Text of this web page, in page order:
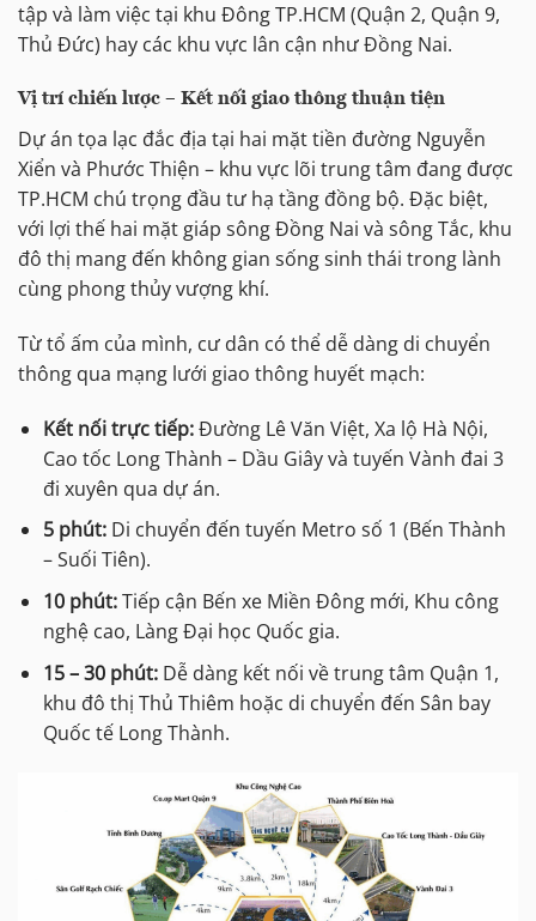
tập và làm việc tại khu Đông TP.HCM (Quận 2, Quận 9,
Thủ Đức) hay các khu vực lân cận như Đồng Nai.
Vị trí chiến lược – Kết nối giao thông thuận tiện
Dự án tọa lạc đắc địa tại hai mặt tiền đường Nguyễn
Xiển và Phước Thiện – khu vực lõi trung tâm đang được
TP.HCM chú trọng đầu tư hạ tầng đồng bộ. Đặc biệt,
với lợi thế hai mặt giáp sông Đồng Nai và sông Tắc, khu
đô thị mang đến không gian sống sinh thái trong lành
cùng phong thủy vượng khí.
Từ tổ ấm của mình, cư dân có thể dễ dàng di chuyển
thông qua mạng lưới giao thông huyết mạch:
Kết nối trực tiếp:Đường Lê Văn Việt, Xa lộ Hà Nội,
Cao tốc Long Thành – Dầu Giây và tuyến Vành đai 3
đi xuyên qua dự án.
5 phút:Di chuyển đến tuyến Metro số 1 (Bến Thành
– Suối Tiên).
10 phút:Tiếp cận Bến xe Miền Đông mới, Khu công
nghệ cao, Làng Đại học Quốc gia.
15 – 30 phút:Dễ dàng kết nối về trung tâm Quận 1,
khu đô thị Thủ Thiêm hoặc di chuyển đến Sân bay
Quốc tế Long Thành.